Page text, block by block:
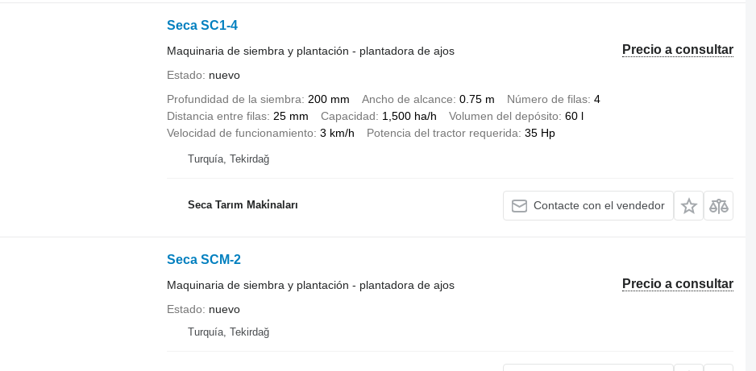
Seca SC1-4
Precio a consultar
Maquinaria de siembra y plantación - plantadora de ajos
Estado
nuevo
Profundidad de la siembra
200 mm Ancho de alcance 0.75 m Número de filas 4
Distancia entre filas 25 mm Capacidad 1,500 ha/h Volumen del depósito 60 l
Velocidad de funcionamiento 3 km/h Potencia del tractor requerida 35 Hp
Turquía, Tekirdağ
Seca Tarım Maki̇naları Contacte con el vendedor
Seca SCM-2
Precio a consultar
Maquinaria de siembra y plantación - plantadora de ajos
Estado
nuevo
Turquía, Tekirdağ